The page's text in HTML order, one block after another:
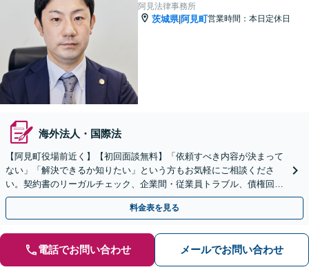
阿見法律事務所
茨城県|阿見町営業時間：本日定休日
海外法人・国際法
【阿見町役場前近く】【初回面談無料】「依頼すべき内容が決まって
ない」「解決できるか知りたい」という方もお気軽にご相談くださ
い。契約書のリーガルチェック、企業間・従業員トラブル、債権回収
など【顧問契約可能】
料金表を見る
電話でお問い合わせ メールでお問い合わせ